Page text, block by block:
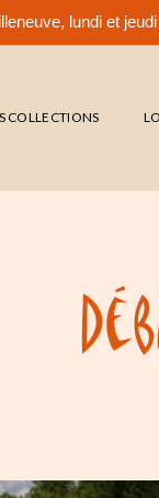
lundi et
COLLECTIONS